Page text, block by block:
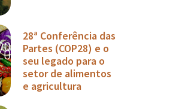
28ª Conferência das
Partes (COP28) e o
seu legado para o
setor de alimentos
e agricultura